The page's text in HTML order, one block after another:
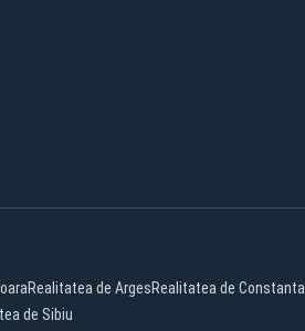
Realitatea de ArgesRealitatea de Constanta
de Sibiu